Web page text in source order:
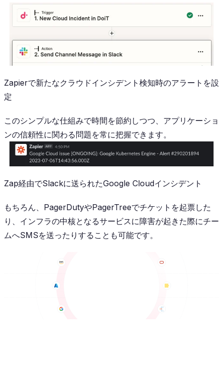
Zapierで新たなクラウドインシデント検知時のアラートを設
定
このシンプルな仕組みで時間を節約しつつ、アプリケーショ
ンの信頼性に関わる問題を常に把握できます。
Zap経由でSlackに送られたGoogle Cloudインシデント
もちろん、PagerDutyやPagerTreeでチケットを起票した
り、インフラの中核となるサービスに障害が起きた際にチー
ムへSMSを送ったりすることも可能です。